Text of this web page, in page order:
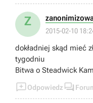
wznieść Portal
rekrutować wojska w
tym co ma (+2
problemu dać radę z
zaoszczędzisz w ten
Z
2015-02-10
dokładniej skąd mieć
tygodniu
Bitwa o Steadwick
Odpowiedz 